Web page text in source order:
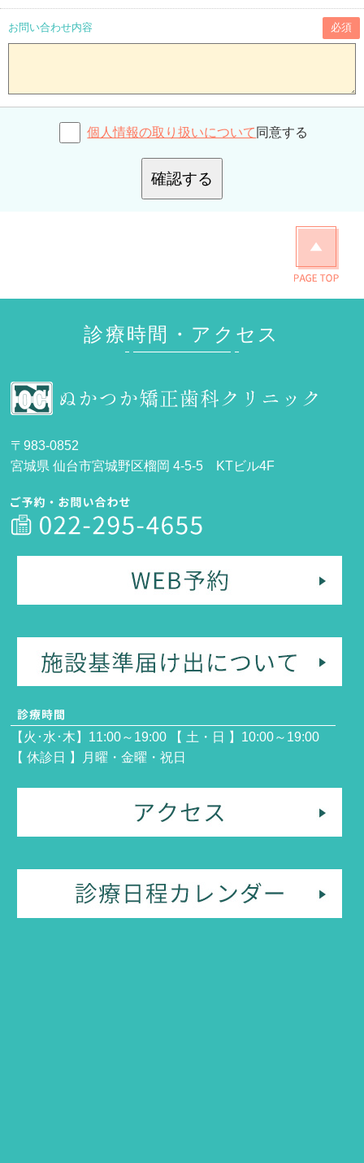
お問い合わせ内容 必須
個人情報の取り扱いについて同意する
確認する
診療時間・アクセス
〒983-0852
宮城県 仙台市宮城野区榴岡 4-5-5 KTビル4F
【火･水･木】11:00～19:00 【 土・日 】10:00～19:00
【 休診日 】月曜・金曜・祝日